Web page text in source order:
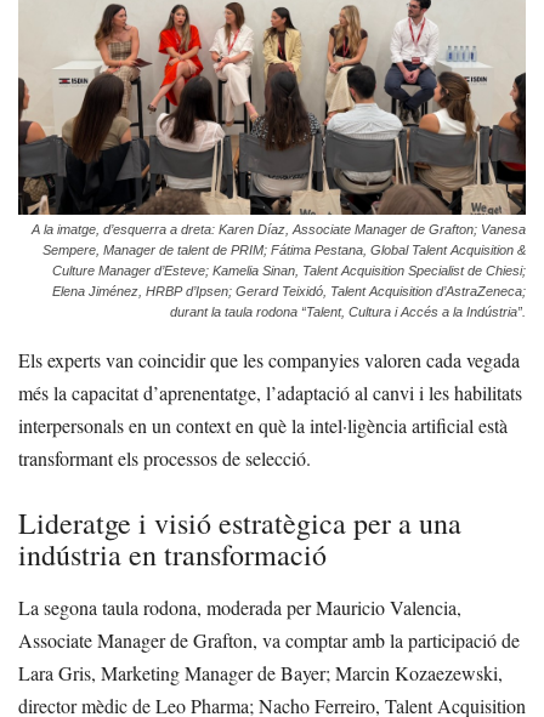
A la imatge, d’esquerra a dreta: Karen Díaz, Associate Manager de Grafton; Vanesa
Sempere, Manager de talent de PRIM; Fátima Pestana, Global Talent Acquisition &
Culture Manager d’Esteve; Kamelia Sinan, Talent Acquisition Specialist de Chiesi;
Elena Jiménez, HRBP d’Ipsen; Gerard Teixidó, Talent Acquisition d’AstraZeneca;
durant la taula rodona “Talent, Cultura i Accés a la Indústria”.
Els experts van coincidir que les companyies valoren cada vegada
més la capacitat d’aprenentatge, l’adaptació al canvi i les habilitats
interpersonals en un context en què la intel·ligència artificial està
transformant els processos de selecció.
Lideratge i visió estratègica per a una
indústria en transformació
La segona taula rodona, moderada per Mauricio Valencia,
Associate Manager de Grafton, va comptar amb la participació de
Lara Gris, Marketing Manager de Bayer; Marcin Kozaezewski,
director mèdic de Leo Pharma; Nacho Ferreiro, Talent Acquisition